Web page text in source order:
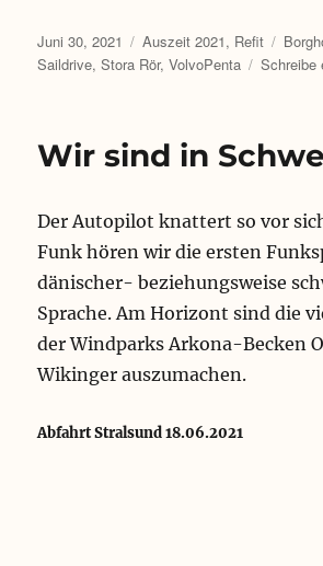
Veröffentlicht
am
Juni 30, 2021 Kategorien
Auszeit 2021, Refit
Saildrive,Stora Rör,VolvoPenta Schreibe
Wir sind in
Der Autopilot knattert so vor
Funk hören wir die ersten
dänischer- beziehungsweise
Sprache. Am Horizont sind die
der Windparks Arkona-Becken
Wikinger auszumachen.
Abfahrt Stralsund 18.06.2021